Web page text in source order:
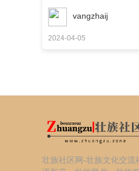
vangzhaij
2024-04-05
壮族社区网-壮族文化交流